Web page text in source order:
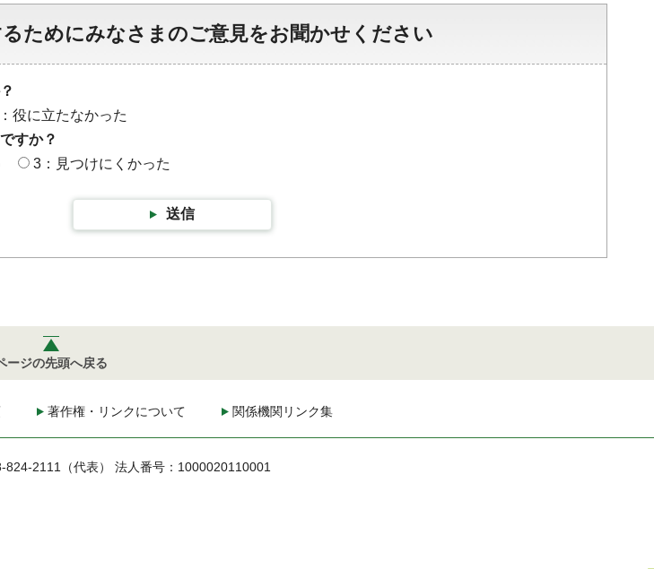
ためにみなさまのご意見をお聞かせください
役に立たなかった
すか？
3：見つけにくかった
送信
ージの先頭へ戻る
著作権・リンクについて 関係機関リンク集
824-2111（代表） 法人番号：1000020110001